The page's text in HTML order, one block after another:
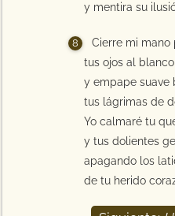
y mentira su
Cierre mi mano
tus ojos al blanco
y empape suave
tus lágrimas de
Yo calmaré tu
y tus dolientes
apagando los
de tu herido